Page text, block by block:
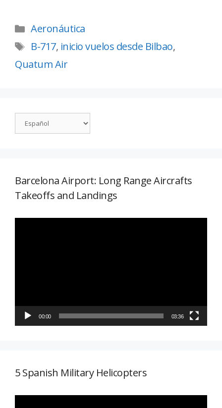
Aeronáutica
B-717, inicio vuelos desde Bilbao,
Quatum Air
Barcelona Airport: Long Range Aircrafts
Takeoffs and Landings
00:00 03:36
5 Spanish Military Helicopters